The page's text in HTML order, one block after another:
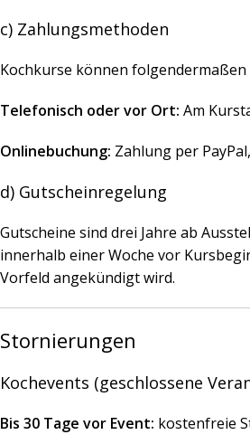
c) Zahlungsmethoden
Kochkurse können folgendermaßen
Telefonisch oder vor Ort: Am
Onlinebuchung: Zahlung per
d) Gutscheinregelung
Gutscheine sind drei Jahre ab
innerhalb einer Woche vor
Vorfeld angekündigt wird.
Stornierungen
Kochevents (geschlossene
Bis 30 Tage vor Event: kostenfreie